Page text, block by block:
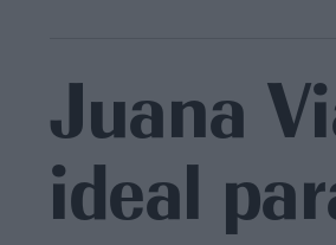
Juana
ideal